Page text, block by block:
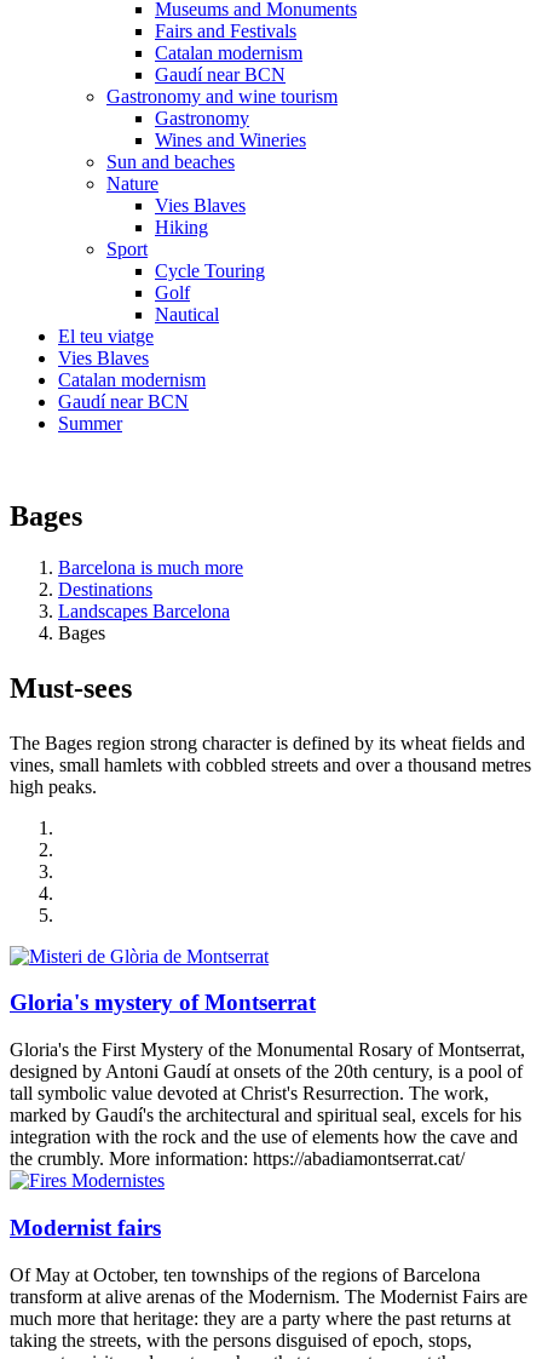
Museums and Monuments
Fairs and Festivals
Catalan modernism
Gaudí near BCN
Gastronomy and wine tourism
Gastronomy
Wines and Wineries
Sun and beaches
Nature
Vies Blaves
Hiking
Sport
Cycle Touring
Golf
Nautical
El teu viatge
Vies Blaves
Catalan modernism
Gaudí near BCN
Summer
Bages
Barcelona is much more
Destinations
Landscapes Barcelona
Bages
Must-sees
The Bages region strong character is defined by its wheat fields and
vines, small hamlets with cobbled streets and over a thousand metres
high peaks.
Gloria's mystery of Montserrat
Gloria's the First Mystery of the Monumental Rosary of Montserrat,
designed by Antoni Gaudí at onsets of the 20th century, is a pool of
tall symbolic value devoted at Christ's Resurrection. The work,
marked by Gaudí's the architectural and spiritual seal, excels for his
integration with the rock and the use of elements how the cave and
the crumbly. More information: https://abadiamontserrat.cat/
Modernist fairs
Of May at October, ten townships of the regions of Barcelona
transform at alive arenas of the Modernism. The Modernist Fairs are
much more that heritage: they are a party where the past returns at
taking the streets, with the persons disguised of epoch, stops,